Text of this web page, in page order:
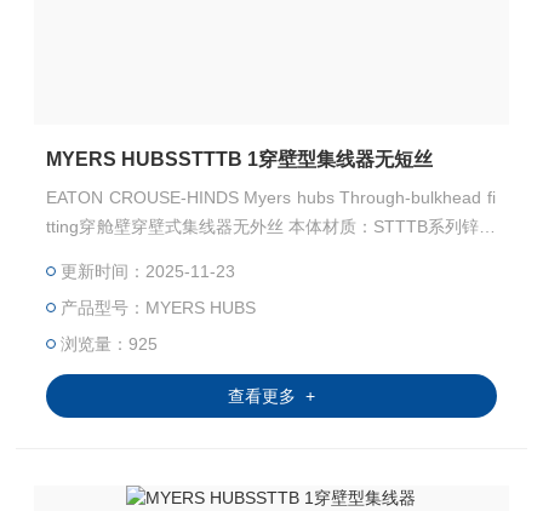
MYERS HUBSSTTTB 1穿壁型集线器无短丝
EATON CROUSE-HINDS Myers hubs Through-bulkhead fi
tting穿舱壁穿壁式集线器无外丝 本体材质：STTTB系列锌合
2 产品认证：UL编号E-27258
更新时间：2025-11-23
产品型号：MYERS HUBS
浏览量：925
查看更多 +